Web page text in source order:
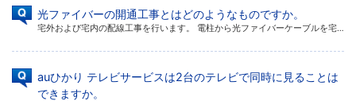
光ファイバーの開通工事とはどのようなものですか。
宅外および宅内の配線工事を行います。 電柱から光ファイバーケーブルを宅内の回線終端装置まで引き込む配線工事を行います。 宅内への引き込み方法は、既存の電話用配管やエアコン用ダクトを利用する場合や、壁に穴を空けて（※）引き […]
auひかり テレビサービスは2台のテレビで同時に見ることは
できますか。